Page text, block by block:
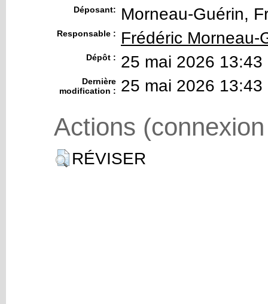
Déposant: Morneau-Guérin,
Responsable : Frédéric Morneau-
Dépôt : 25 mai 2026 13:43
Dernière
modification :
25 mai 2026 13:43
Actions
RÉVISER